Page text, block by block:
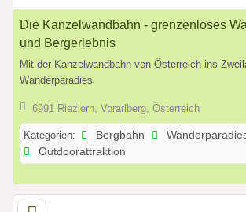
Die Kanzelwandbahn - grenzenloses
und Bergerlebnis
Mit der Kanzelwandbahn von Österreich ins
Wanderparadies
6991 Riezlern, Vorarlberg, Österreich
Kategorien: Bergbahn
Outdoorattraktion